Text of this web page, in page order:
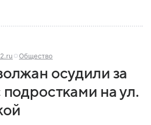
Общество
осудили за
на ул.